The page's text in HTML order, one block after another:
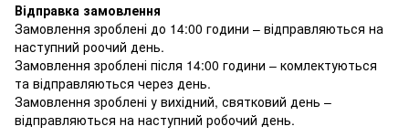
Відправка замовлення
Замовлення зроблені до 14:00 години – відправляються на
наступний роочий день.
Замовлення зроблені після 14:00 години – комлектуються
та відправляються через день.
Замовлення зроблені у вихідний, святковий день –
відправляються на наступний робочий день.